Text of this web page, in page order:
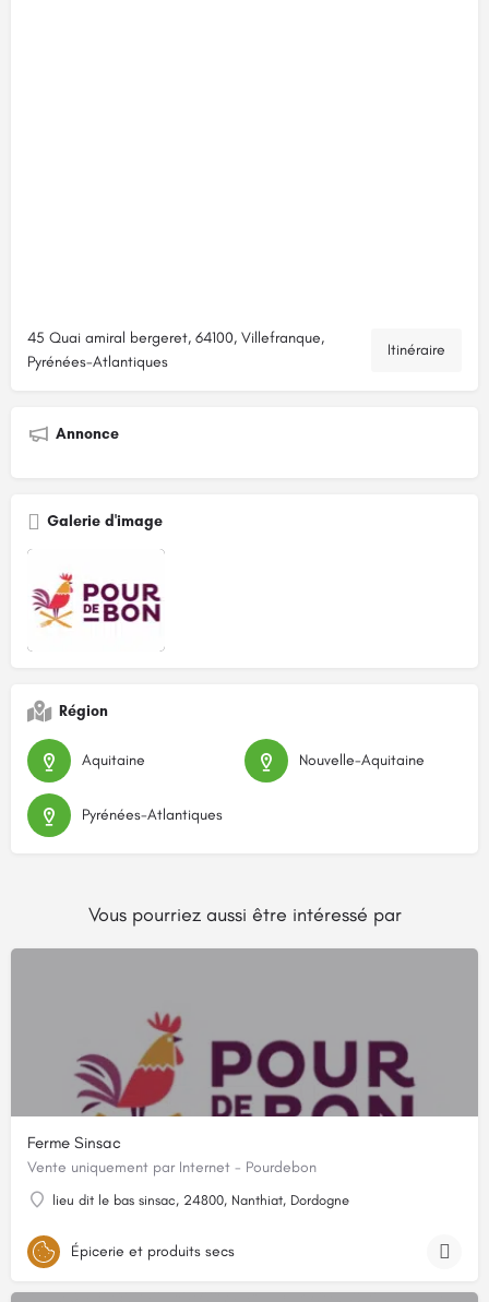
45 Quai amiral bergeret, 64100, Villefranque,
Pyrénées-Atlantiques
Itinéraire
Annonce
Galerie d'image
Région
Aquitaine Nouvelle-Aquitaine
Pyrénées-Atlantiques
Vous pourriez aussi être intéressé par
Ferme Sinsac
Vente uniquement par Internet - Pourdebon
lieu dit le bas sinsac, 24800, Nanthiat, Dordogne
Épicerie et produits secs